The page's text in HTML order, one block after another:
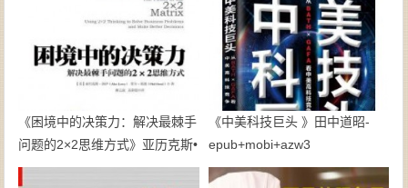
《困境中的决策力：解决最棘手
问题的2×2思维方式》亚历克斯•
洛伊-pdf
《中美科技巨头 》田中道昭-
epub+mobi+azw3